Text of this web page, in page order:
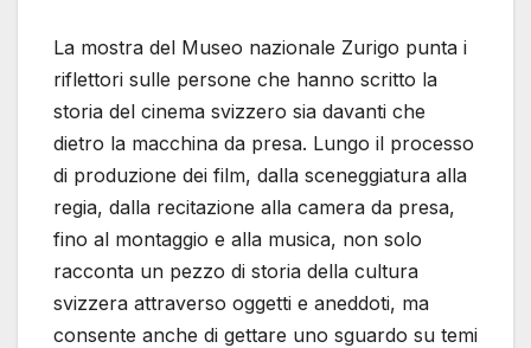
La mostra del Museo nazionale Zurigo punta i
riflettori sulle persone che hanno scritto la
storia del cinema svizzero sia davanti che
dietro la macchina da presa. Lungo il processo
di produzione dei film, dalla sceneggiatura alla
regia, dalla recitazione alla camera da presa,
fino al montaggio e alla musica, non solo
racconta un pezzo di storia della cultura
svizzera attraverso oggetti e aneddoti, ma
consente anche di gettare uno sguardo su temi